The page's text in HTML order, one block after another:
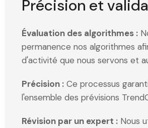
Précision et
Évaluation des algorithmes :
permanence nos algorithmes
d'activité que nous servons et
Précision : Ce processus
l'ensemble des prévisions
Révision par un expert : Nous